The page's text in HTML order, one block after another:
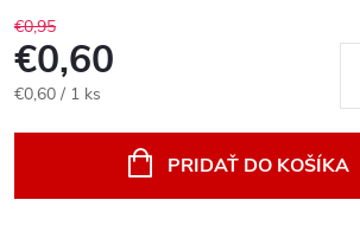
€0,95
€0,60
Jednotková
€0,60 / 1 ks
PRIDAŤ DO KOŠÍKA